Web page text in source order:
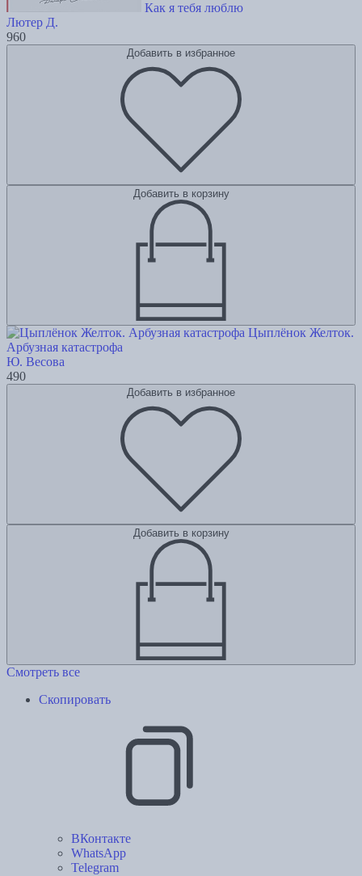
Как я тебя люблю
Лютер Д.
960
Добавить в избранное
Добавить в корзину
Цыплёнок Желток.
Арбузная катастрофа
Ю. Весова
490
Добавить в избранное
Добавить в корзину
Смотреть все
Скопировать
ВКонтакте
WhatsApp
Telegram